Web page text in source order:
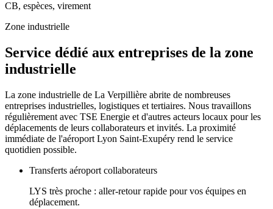
CB, espèces, virement
Zone industrielle
Service dédié aux entreprises de la zone
industrielle
La zone industrielle de La Verpillière abrite de nombreuses
entreprises industrielles, logistiques et tertiaires. Nous travaillons
régulièrement avec TSE Energie et d'autres acteurs locaux pour les
déplacements de leurs collaborateurs et invités. La proximité
immédiate de l'aéroport Lyon Saint-Exupéry rend le service
quotidien possible.
Transferts aéroport collaborateurs
LYS très proche : aller-retour rapide pour vos équipes en
déplacement.